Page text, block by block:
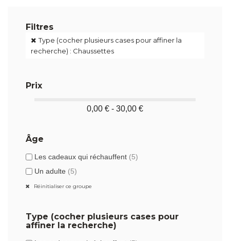
Filtres
Type (cocher plusieurs cases pour affiner la
recherche) : Chaussettes
Prix
0,00 € - 30,00 €
Âge
Les cadeaux qui réchauffent (5)
Un adulte (5)
Réinitialiser ce groupe
Type (cocher plusieurs cases pour
affiner la recherche)